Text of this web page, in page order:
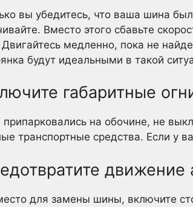
вы убедитесь, что ваша шина
Вместо этого сбавьте
медленно, пока не
будут идеальными в такой
габаритные
припарковались на обочине, не
транспортные средства. Если у
движение
для замены шины, включите